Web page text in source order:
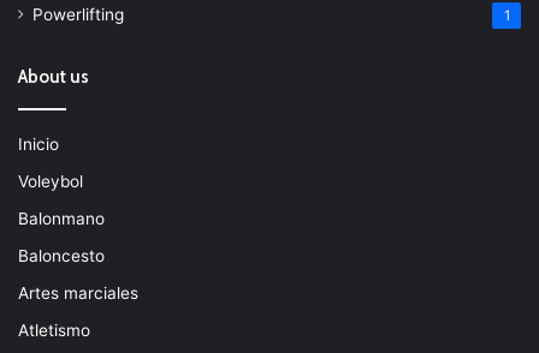
Powerlifting 1
About us
Inicio
Voleybol
Balonmano
Baloncesto
Artes marciales
Atletismo